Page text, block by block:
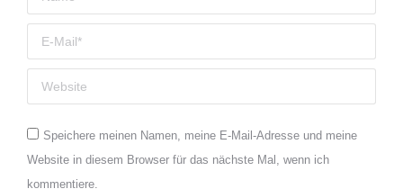
E-Mail *
Website
Speichere meinen Namen, meine E-Mail-Adresse und meine
Website in diesem Browser für das nächste Mal, wenn ich
kommentiere.